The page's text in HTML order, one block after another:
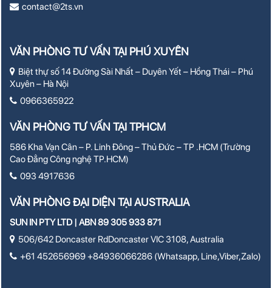
contact@2ts.vn
VĂN PHÒNG TƯ VẤN TẠI PHÚ XUYÊN
Biệt thự số 14 Đường Sài Nhất – Duyên Yết – Hồng Thái – Phú
Xuyên – Hà Nội
0966365922
VĂN PHÒNG TƯ VẤN TẠI TPHCM
586 Kha Vạn Cân – P. Linh Đông – Thủ Đức – TP .HCM (Trường
Cao Đẳng Công nghệ TP.HCM)
093 4917636
VĂN PHÒNG ĐẠI DIỆN TẠI AUSTRALIA
SUN IN PTY LTD | ABN 89 305 933 871
506/642 Doncaster RdDoncaster VIC 3108, Australia
+61 452656969 +84936066286 (Whatsapp, Line,Viber,Zalo)